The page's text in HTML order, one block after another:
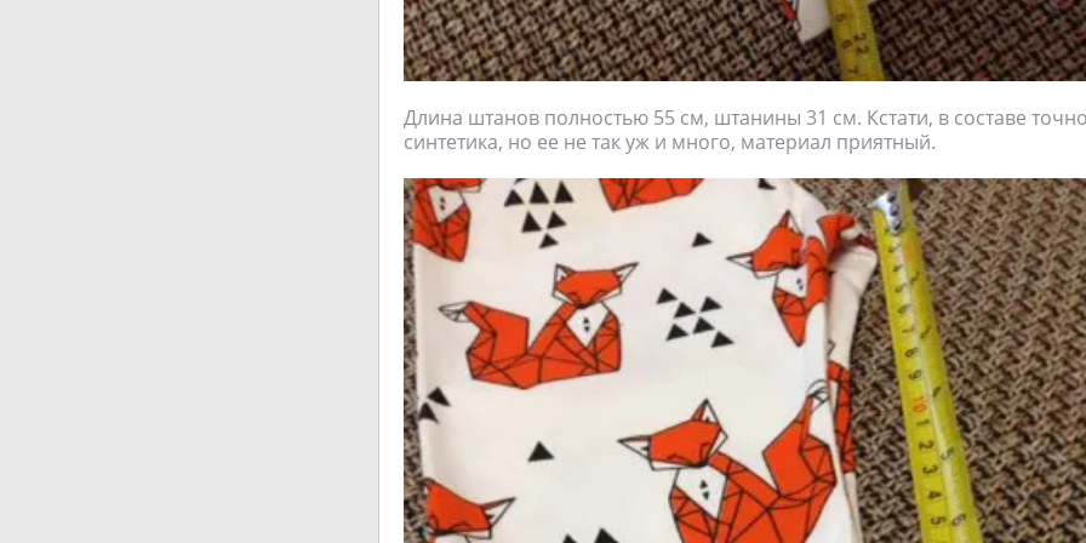
Длина штанов полностью 55 см, штанины 31 см. Кстати, в составе
синтетика, но ее не так уж и много, материал приятный.